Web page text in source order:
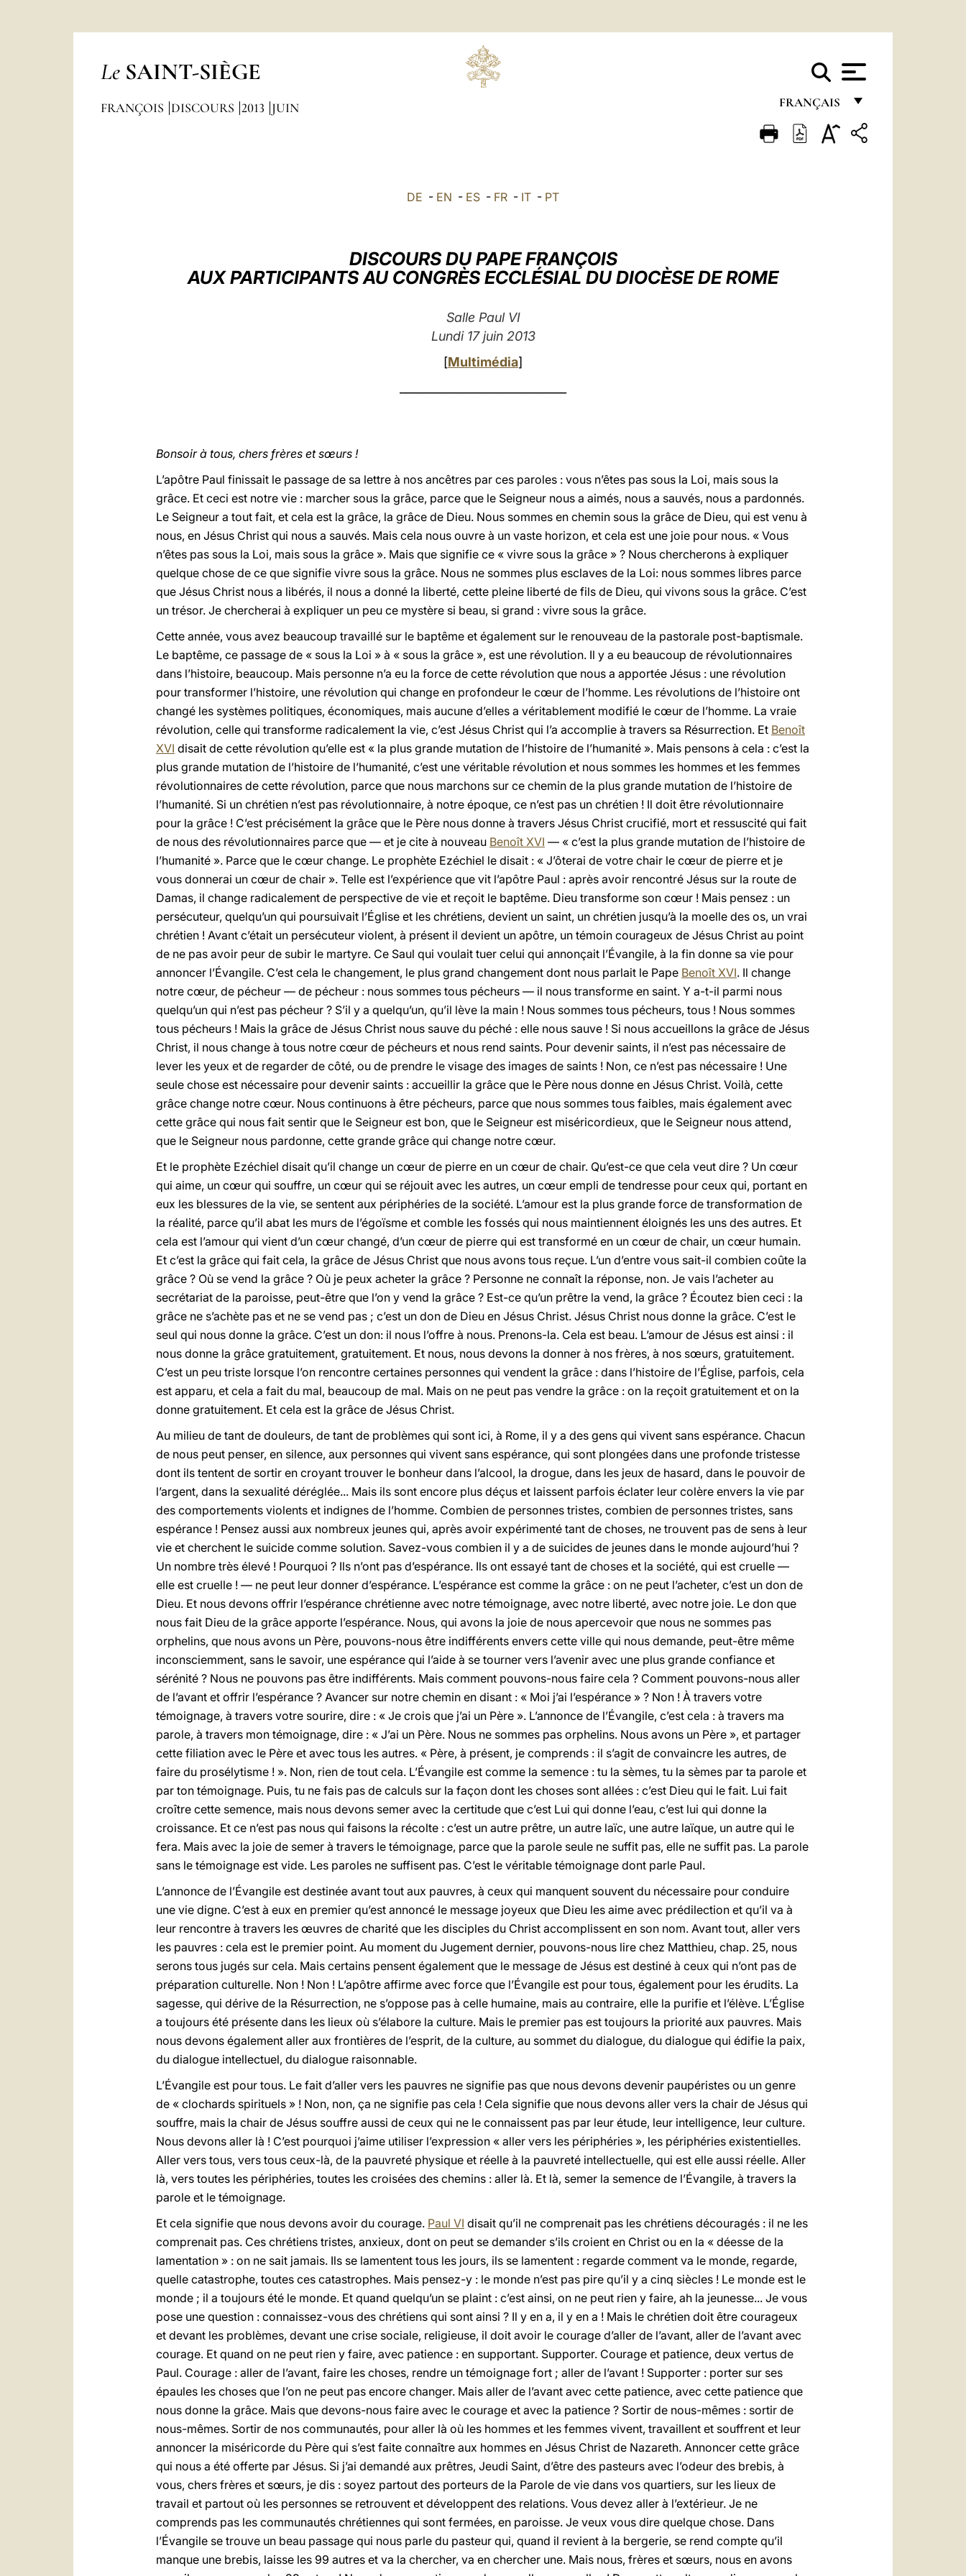
Le SAINT-SIÈGE
FRANÇAIS
FRANÇAIS
DEUTSCH
FRANÇOIS DISCOURS 2013 JUIN
DE - EN - ES - FR - IT - PT
DISCOURS DU PAPE FRANÇOIS
AUX PARTICIPANTS AU CONGRÈS ECCLÉSIAL DU DIOCÈSE DE ROME
Salle Paul VI
Lundi 17 juin 2013
[Multimédia]
Bonsoir à tous, chers frères et sœurs !
L’apôtre Paul finissait le passage de sa lettre à nos ancêtres par ces paroles : vous n’êtes pas sous la Loi, mais sous la
grâce. Et ceci est notre vie : marcher sous la grâce, parce que le Seigneur nous a aimés, nous a sauvés, nous a pardonnés.
Le Seigneur a tout fait, et cela est la grâce, la grâce de Dieu. Nous sommes en chemin sous la grâce de Dieu, qui est venu à
nous, en Jésus Christ qui nous a sauvés. Mais cela nous ouvre à un vaste horizon, et cela est une joie pour nous. « Vous
n’êtes pas sous la Loi, mais sous la grâce ». Mais que signifie ce « vivre sous la grâce » ? Nous chercherons à expliquer
quelque chose de ce que signifie vivre sous la grâce. Nous ne sommes plus esclaves de la Loi: nous sommes libres parce
que Jésus Christ nous a libérés, il nous a donné la liberté, cette pleine liberté de fils de Dieu, qui vivons sous la grâce. C’est
un trésor. Je chercherai à expliquer un peu ce mystère si beau, si grand : vivre sous la grâce.
Cette année, vous avez beaucoup travaillé sur le baptême et également sur le renouveau de la pastorale post-baptismale.
Le baptême, ce passage de « sous la Loi » à « sous la grâce », est une révolution. Il y a eu beaucoup de révolutionnaires
dans l’histoire, beaucoup. Mais personne n’a eu la force de cette révolution que nous a apportée Jésus : une révolution
pour transformer l’histoire, une révolution qui change en profondeur le cœur de l’homme. Les révolutions de l’histoire ont
changé les systèmes politiques, économiques, mais aucune d’elles a véritablement modifié le cœur de l’homme. La vraie
révolution, celle qui transforme radicalement la vie, c’est Jésus Christ qui l’a accomplie à travers sa Résurrection. Et Benoît
XVI disait de cette révolution qu’elle est « la plus grande mutation de l’histoire de l’humanité ». Mais pensons à cela : c’est la
plus grande mutation de l’histoire de l’humanité, c’est une véritable révolution et nous sommes les hommes et les femmes
révolutionnaires de cette révolution, parce que nous marchons sur ce chemin de la plus grande mutation de l’histoire de
l’humanité. Si un chrétien n’est pas révolutionnaire, à notre époque, ce n’est pas un chrétien ! Il doit être révolutionnaire
pour la grâce ! C’est précisément la grâce que le Père nous donne à travers Jésus Christ crucifié, mort et ressuscité qui fait
de nous des révolutionnaires parce que — et je cite à nouveau Benoît XVI — « c’est la plus grande mutation de l’histoire de
l’humanité ». Parce que le cœur change. Le prophète Ezéchiel le disait : « J’ôterai de votre chair le cœur de pierre et je
vous donnerai un cœur de chair ». Telle est l’expérience que vit l’apôtre Paul : après avoir rencontré Jésus sur la route de
Damas, il change radicalement de perspective de vie et reçoit le baptême. Dieu transforme son cœur ! Mais pensez : un
persécuteur, quelqu’un qui poursuivait l’Église et les chrétiens, devient un saint, un chrétien jusqu’à la moelle des os, un vrai
chrétien ! Avant c’était un persécuteur violent, à présent il devient un apôtre, un témoin courageux de Jésus Christ au point
de ne pas avoir peur de subir le martyre. Ce Saul qui voulait tuer celui qui annonçait l’Évangile, à la fin donne sa vie pour
annoncer l’Évangile. C’est cela le changement, le plus grand changement dont nous parlait le Pape Benoît XVI. Il change
notre cœur, de pécheur — de pécheur : nous sommes tous pécheurs — il nous transforme en saint. Y a-t-il parmi nous
quelqu’un qui n’est pas pécheur ? S’il y a quelqu’un, qu’il lève la main ! Nous sommes tous pécheurs, tous ! Nous sommes
tous pécheurs ! Mais la grâce de Jésus Christ nous sauve du péché : elle nous sauve ! Si nous accueillons la grâce de Jésus
Christ, il nous change à tous notre cœur de pécheurs et nous rend saints. Pour devenir saints, il n’est pas nécessaire de
lever les yeux et de regarder de côté, ou de prendre le visage des images de saints ! Non, ce n’est pas nécessaire ! Une
seule chose est nécessaire pour devenir saints : accueillir la grâce que le Père nous donne en Jésus Christ. Voilà, cette
grâce change notre cœur. Nous continuons à être pécheurs, parce que nous sommes tous faibles, mais également avec
cette grâce qui nous fait sentir que le Seigneur est bon, que le Seigneur est miséricordieux, que le Seigneur nous attend,
que le Seigneur nous pardonne, cette grande grâce qui change notre cœur.
Et le prophète Ezéchiel disait qu’il change un cœur de pierre en un cœur de chair. Qu’est-ce que cela veut dire ? Un cœur
qui aime, un cœur qui souffre, un cœur qui se réjouit avec les autres, un cœur empli de tendresse pour ceux qui, portant en
eux les blessures de la vie, se sentent aux périphéries de la société. L’amour est la plus grande force de transformation de
la réalité, parce qu’il abat les murs de l’égoïsme et comble les fossés qui nous maintiennent éloignés les uns des autres. Et
cela est l’amour qui vient d’un cœur changé, d’un cœur de pierre qui est transformé en un cœur de chair, un cœur humain.
Et c’est la grâce qui fait cela, la grâce de Jésus Christ que nous avons tous reçue. L’un d’entre vous sait-il combien coûte la
grâce ? Où se vend la grâce ? Où je peux acheter la grâce ? Personne ne connaît la réponse, non. Je vais l’acheter au
secrétariat de la paroisse, peut-être que l’on y vend la grâce ? Est-ce qu’un prêtre la vend, la grâce ? Écoutez bien ceci : la
grâce ne s’achète pas et ne se vend pas ; c’est un don de Dieu en Jésus Christ. Jésus Christ nous donne la grâce. C’est le
seul qui nous donne la grâce. C’est un don: il nous l’offre à nous. Prenons-la. Cela est beau. L’amour de Jésus est ainsi : il
nous donne la grâce gratuitement, gratuitement. Et nous, nous devons la donner à nos frères, à nos sœurs, gratuitement.
C’est un peu triste lorsque l’on rencontre certaines personnes qui vendent la grâce : dans l’histoire de l’Église, parfois, cela
est apparu, et cela a fait du mal, beaucoup de mal. Mais on ne peut pas vendre la grâce : on la reçoit gratuitement et on la
donne gratuitement. Et cela est la grâce de Jésus Christ.
Au milieu de tant de douleurs, de tant de problèmes qui sont ici, à Rome, il y a des gens qui vivent sans espérance. Chacun
de nous peut penser, en silence, aux personnes qui vivent sans espérance, qui sont plongées dans une profonde tristesse
dont ils tentent de sortir en croyant trouver le bonheur dans l’alcool, la drogue, dans les jeux de hasard, dans le pouvoir de
l’argent, dans la sexualité déréglée... Mais ils sont encore plus déçus et laissent parfois éclater leur colère envers la vie par
des comportements violents et indignes de l’homme. Combien de personnes tristes, combien de personnes tristes, sans
espérance ! Pensez aussi aux nombreux jeunes qui, après avoir expérimenté tant de choses, ne trouvent pas de sens à leur
vie et cherchent le suicide comme solution. Savez-vous combien il y a de suicides de jeunes dans le monde aujourd’hui ?
Un nombre très élevé ! Pourquoi ? Ils n’ont pas d’espérance. Ils ont essayé tant de choses et la société, qui est cruelle —
elle est cruelle ! — ne peut leur donner d’espérance. L’espérance est comme la grâce : on ne peut l’acheter, c’est un don de
Dieu. Et nous devons offrir l’espérance chrétienne avec notre témoignage, avec notre liberté, avec notre joie. Le don que
nous fait Dieu de la grâce apporte l’espérance. Nous, qui avons la joie de nous apercevoir que nous ne sommes pas
orphelins, que nous avons un Père, pouvons-nous être indifférents envers cette ville qui nous demande, peut-être même
inconsciemment, sans le savoir, une espérance qui l’aide à se tourner vers l’avenir avec une plus grande confiance et
sérénité ? Nous ne pouvons pas être indifférents. Mais comment pouvons-nous faire cela ? Comment pouvons-nous aller
de l’avant et offrir l’espérance ? Avancer sur notre chemin en disant : « Moi j’ai l’espérance » ? Non ! À travers votre
témoignage, à travers votre sourire, dire : « Je crois que j’ai un Père ». L’annonce de l’Évangile, c’est cela : à travers ma
parole, à travers mon témoignage, dire : « J’ai un Père. Nous ne sommes pas orphelins. Nous avons un Père », et partager
cette filiation avec le Père et avec tous les autres. « Père, à présent, je comprends : il s’agit de convaincre les autres, de
faire du prosélytisme ! ». Non, rien de tout cela. L’Évangile est comme la semence : tu la sèmes, tu la sèmes par ta parole et
par ton témoignage. Puis, tu ne fais pas de calculs sur la façon dont les choses sont allées : c’est Dieu qui le fait. Lui fait
croître cette semence, mais nous devons semer avec la certitude que c’est Lui qui donne l’eau, c’est lui qui donne la
croissance. Et ce n’est pas nous qui faisons la récolte : c’est un autre prêtre, un autre laïc, une autre laïque, un autre qui le
fera. Mais avec la joie de semer à travers le témoignage, parce que la parole seule ne suffit pas, elle ne suffit pas. La parole
sans le témoignage est vide. Les paroles ne suffisent pas. C’est le véritable témoignage dont parle Paul.
L’annonce de l’Évangile est destinée avant tout aux pauvres, à ceux qui manquent souvent du nécessaire pour conduire
une vie digne. C’est à eux en premier qu’est annoncé le message joyeux que Dieu les aime avec prédilection et qu’il va à
leur rencontre à travers les œuvres de charité que les disciples du Christ accomplissent en son nom. Avant tout, aller vers
les pauvres : cela est le premier point. Au moment du Jugement dernier, pouvons-nous lire chez Matthieu, chap. 25, nous
serons tous jugés sur cela. Mais certains pensent également que le message de Jésus est destiné à ceux qui n’ont pas de
préparation culturelle. Non ! Non ! L’apôtre affirme avec force que l’Évangile est pour tous, également pour les érudits. La
sagesse, qui dérive de la Résurrection, ne s’oppose pas à celle humaine, mais au contraire, elle la purifie et l’élève. L’Église
a toujours été présente dans les lieux où s’élabore la culture. Mais le premier pas est toujours la priorité aux pauvres. Mais
nous devons également aller aux frontières de l’esprit, de la culture, au sommet du dialogue, du dialogue qui édifie la paix,
du dialogue intellectuel, du dialogue raisonnable.
L’Évangile est pour tous. Le fait d’aller vers les pauvres ne signifie pas que nous devons devenir paupéristes ou un genre
de « clochards spirituels » ! Non, non, ça ne signifie pas cela ! Cela signifie que nous devons aller vers la chair de Jésus qui
souffre, mais la chair de Jésus souffre aussi de ceux qui ne le connaissent pas par leur étude, leur intelligence, leur culture.
Nous devons aller là ! C’est pourquoi j’aime utiliser l’expression « aller vers les périphéries », les périphéries existentielles.
Aller vers tous, vers tous ceux-là, de la pauvreté physique et réelle à la pauvreté intellectuelle, qui est elle aussi réelle. Aller
là, vers toutes les périphéries, toutes les croisées des chemins : aller là. Et là, semer la semence de l’Évangile, à travers la
parole et le témoignage.
Et cela signifie que nous devons avoir du courage. Paul VI disait qu’il ne comprenait pas les chrétiens découragés : il ne les
comprenait pas. Ces chrétiens tristes, anxieux, dont on peut se demander s’ils croient en Christ ou en la « déesse de la
lamentation » : on ne sait jamais. Ils se lamentent tous les jours, ils se lamentent : regarde comment va le monde, regarde,
quelle catastrophe, toutes ces catastrophes. Mais pensez-y : le monde n’est pas pire qu’il y a cinq siècles ! Le monde est le
monde ; il a toujours été le monde. Et quand quelqu’un se plaint : c’est ainsi, on ne peut rien y faire, ah la jeunesse... Je vous
pose une question : connaissez-vous des chrétiens qui sont ainsi ? Il y en a, il y en a ! Mais le chrétien doit être courageux
et devant les problèmes, devant une crise sociale, religieuse, il doit avoir le courage d’aller de l’avant, aller de l’avant avec
courage. Et quand on ne peut rien y faire, avec patience : en supportant. Supporter. Courage et patience, deux vertus de
Paul. Courage : aller de l’avant, faire les choses, rendre un témoignage fort ; aller de l’avant ! Supporter : porter sur ses
épaules les choses que l’on ne peut pas encore changer. Mais aller de l’avant avec cette patience, avec cette patience que
nous donne la grâce. Mais que devons-nous faire avec le courage et avec la patience ? Sortir de nous-mêmes : sortir de
nous-mêmes. Sortir de nos communautés, pour aller là où les hommes et les femmes vivent, travaillent et souffrent et leur
annoncer la miséricorde du Père qui s’est faite connaître aux hommes en Jésus Christ de Nazareth. Annoncer cette grâce
qui nous a été offerte par Jésus. Si j’ai demandé aux prêtres, Jeudi Saint, d’être des pasteurs avec l’odeur des brebis, à
vous, chers frères et sœurs, je dis : soyez partout des porteurs de la Parole de vie dans vos quartiers, sur les lieux de
travail et partout où les personnes se retrouvent et développent des relations. Vous devez aller à l’extérieur. Je ne
comprends pas les communautés chrétiennes qui sont fermées, en paroisse. Je veux vous dire quelque chose. Dans
l’Évangile se trouve un beau passage qui nous parle du pasteur qui, quand il revient à la bergerie, se rend compte qu’il
manque une brebis, laisse les 99 autres et va la chercher, va en chercher une. Mais nous, frères et sœurs, nous en avons